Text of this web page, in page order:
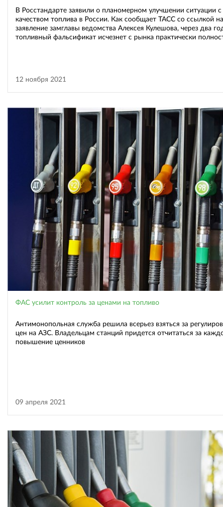
В Росстандарте заявили о планомерном улучшении ситуации с
качеством топлива в России. Как сообщает ТАСС со ссылкой на
заявление замглавы ведомства Алексея Кулешова, через два
топливный фальсификат исчезнет с рынка практически
12 ноября 2021
ФАС усилит контроль за ценами на топливо
Антимонопольная служба решила всерьез взяться за
цен на АЗС. Владельцам станций придется отчитаться за
повышение ценников
09 апреля 2021